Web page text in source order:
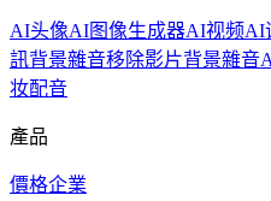
AI头像AI图像生成器AI视频AI
訊背景雜音移除影片背景雜音
妆配音
產品
價格企業